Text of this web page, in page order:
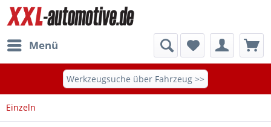
Menü
Werkzeugsuche über Fahrzeug >>
Einzeln